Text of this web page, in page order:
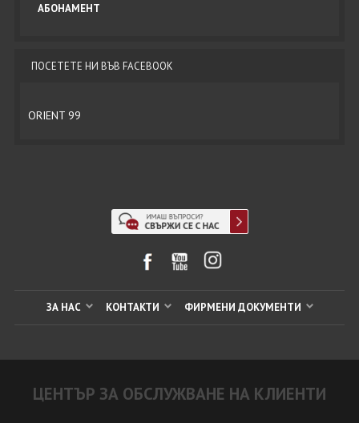
ПОСЕТЕТЕ НИ ВЪВ FACEBOOK
ORIENT 99
ЗА НАС КОНТАКТИ ФИРМЕНИ ДОКУМЕНТИ
ЦЕНТЪР ЗА ОБСЛУЖВАНЕ НА КЛИЕНТИ